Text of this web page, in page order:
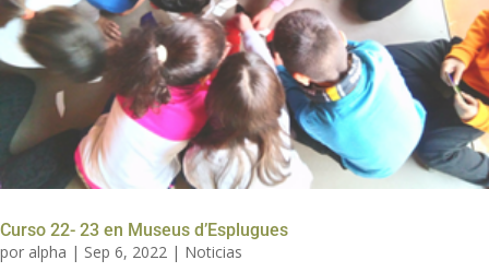
Curso 22- 23 en Museus d’Esplugues
por alpha | Sep 6, 2022 | Noticias